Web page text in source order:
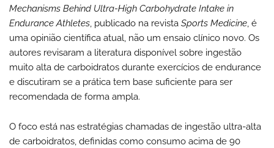
Mechanisms Behind Ultra-High Carbohydrate Intake in
Endurance Athletes , publicado na revista Sports Medicine , é
uma opinião científica atual, não um ensaio clínico novo. Os
autores revisaram a literatura disponível sobre ingestão
muito alta de carboidratos durante exercícios de endurance
e discutiram se a prática tem base suficiente para ser
recomendada de forma ampla.
O foco está nas estratégias chamadas de ingestão ultra-alta
de carboidratos, definidas como consumo acima de 90